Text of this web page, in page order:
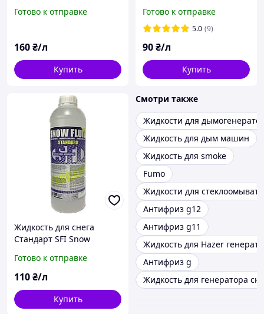
Готово к отправке
160₴/л
Купить
Готово к отправке
5.0 (9)
90₴/л
Купить
Жидкость для снега
Стандарт SFI Snow
Готово к отправке
110₴/л
Купить
Смотри также
Жидкости для
Жидкость для дым машин
Жидкость для smoke
Fumo
Жидкости для
Антифриз g12
Антифриз g11
Жидкость для Hazer
Антифриз g
Жидкость для генератора